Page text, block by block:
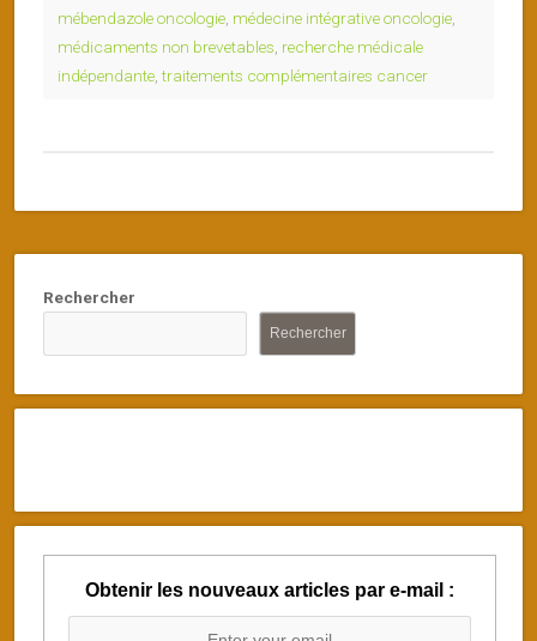
mébendazole oncologie médecine intégrative oncologie
médicaments non brevetables recherche médicale
indépendante ,traitements complémentaires cancer
Rechercher
Rechercher
Obtenir les nouveaux articles par e-mail :